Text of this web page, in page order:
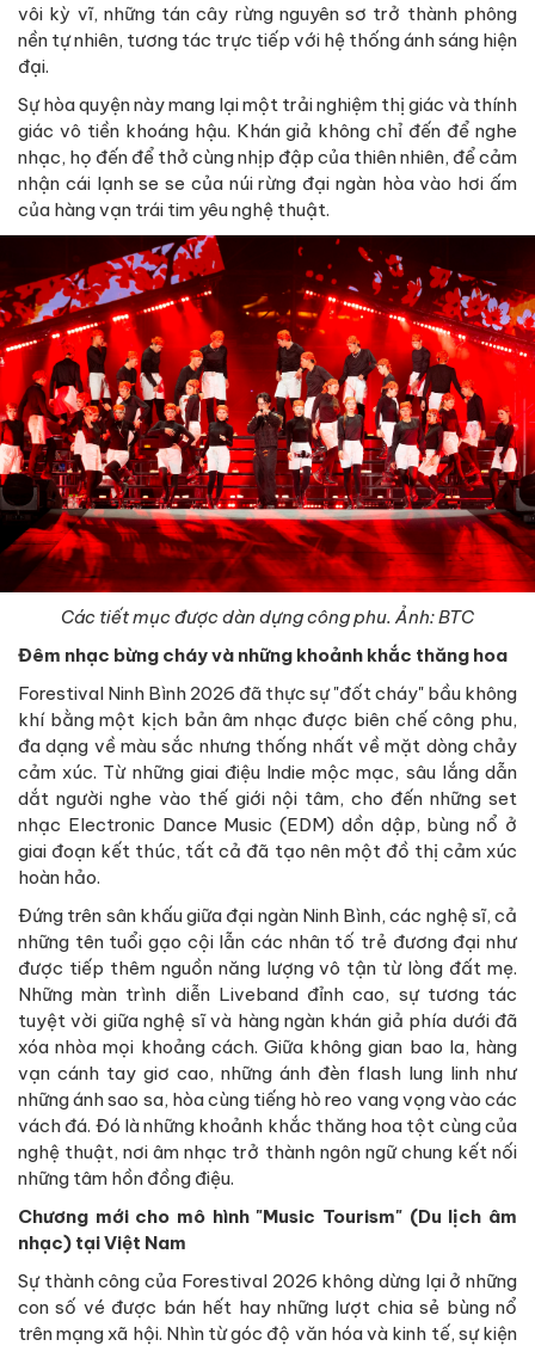
vôi kỳ vĩ, những tán cây rừng nguyên sơ trở thành phông
nền tự nhiên, tương tác trực tiếp với hệ thống ánh sáng hiện
đại.
Sự hòa quyện này mang lại một trải nghiệm thị giác và thính
giác vô tiền khoáng hậu. Khán giả không chỉ đến để nghe
nhạc, họ đến để thở cùng nhịp đập của thiên nhiên, để cảm
nhận cái lạnh se se của núi rừng đại ngàn hòa vào hơi ấm
của hàng vạn trái tim yêu nghệ thuật.
Các tiết mục được dàn dựng công phu. Ảnh: BTC
Đêm nhạc bừng cháy và những khoảnh khắc thăng hoa
Forestival Ninh Bình 2026 đã thực sự "đốt cháy" bầu không
khí bằng một kịch bản âm nhạc được biên chế công phu,
đa dạng về màu sắc nhưng thống nhất về mặt dòng chảy
cảm xúc. Từ những giai điệu Indie mộc mạc, sâu lắng dẫn
dắt người nghe vào thế giới nội tâm, cho đến những set
nhạc Electronic Dance Music (EDM) dồn dập, bùng nổ ở
giai đoạn kết thúc, tất cả đã tạo nên một đồ thị cảm xúc
hoàn hảo.
Đứng trên sân khấu giữa đại ngàn Ninh Bình, các nghệ sĩ, cả
những tên tuổi gạo cội lẫn các nhân tố trẻ đương đại như
được tiếp thêm nguồn năng lượng vô tận từ lòng đất mẹ.
Những màn trình diễn Liveband đỉnh cao, sự tương tác
tuyệt vời giữa nghệ sĩ và hàng ngàn khán giả phía dưới đã
xóa nhòa mọi khoảng cách. Giữa không gian bao la, hàng
vạn cánh tay giơ cao, những ánh đèn flash lung linh như
những ánh sao sa, hòa cùng tiếng hò reo vang vọng vào các
vách đá. Đó là những khoảnh khắc thăng hoa tột cùng của
nghệ thuật, nơi âm nhạc trở thành ngôn ngữ chung kết nối
những tâm hồn đồng điệu.
Chương mới cho mô hình "Music Tourism" (Du lịch âm
nhạc) tại Việt Nam
Sự thành công của Forestival 2026 không dừng lại ở những
con số vé được bán hết hay những lượt chia sẻ bùng nổ
trên mạng xã hội. Nhìn từ góc độ văn hóa và kinh tế, sự kiện